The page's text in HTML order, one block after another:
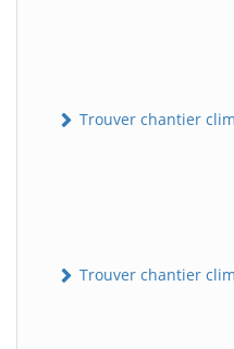
Trouver chantier
Trouver chantier